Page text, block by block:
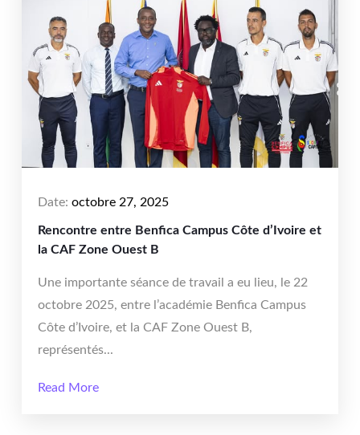
Date: octobre 27, 2025
Rencontre entre Benfica Campus Côte d’Ivoire et
la CAF Zone Ouest B
Une importante séance de travail a eu lieu, le 22
octobre 2025, entre l’académie Benfica Campus
Côte d’Ivoire, et la CAF Zone Ouest B,
représentés...
Read More